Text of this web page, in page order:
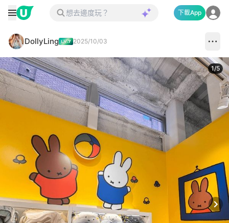
下載App
DollyLing 2025/10/03
1/5